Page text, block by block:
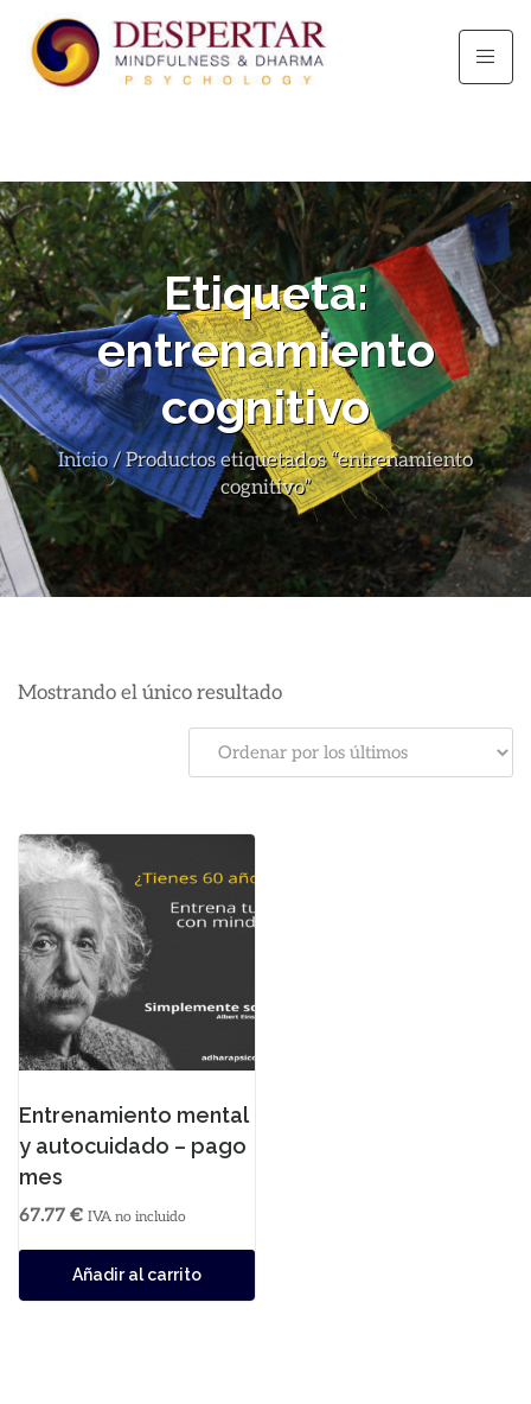
Etiqueta:
entrenamiento
cognitivo
Inicio/ Productos etiquetados “entrenamiento
cognitivo”
Mostrando el único resultado
Entrenamiento mental
y autocuidado – pago
mes
67.77 € IVA no incluido
Añadir al carrito